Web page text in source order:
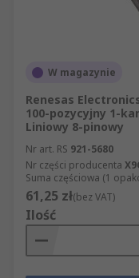
W magazynie
Renesas
100-pozycyjny 1-
Liniowy 8-pinowy
Nr art. RS 921-5680
Nr części producenta
Suma częściowa (1
61,25 zł(bez VAT)
Ilość